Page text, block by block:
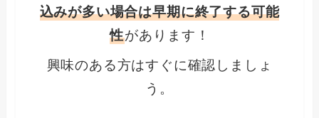
込みが多い場合は早期に終了する可能
性があります！
興味のある方はすぐに確認しましょ
う。